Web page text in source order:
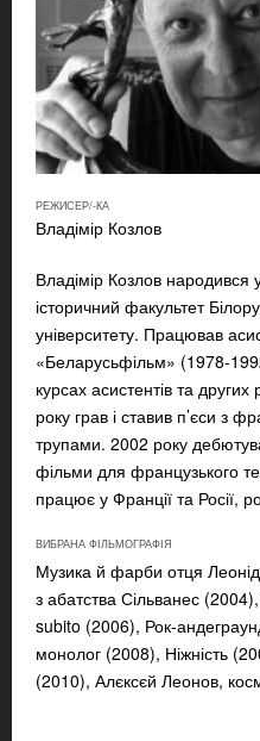
РЕЖИСЕР/-КА
Владімір Козлов
Владімір Козлов народився
історичний факультет
університету. Працював
«Беларусьфільм» (1978-
курсах асистентів та
року грав і ставив п’єси з
трупами. 2002 року
фільми для французького
працює у Франції та Росії,
ВИБРАНА ФІЛЬМОГРАФІЯ
Музика й фарби отця
з абатства Сільванес
subito (2006), Рок-
монолог (2008), Ніжність
(2010), Алєксєй Леонов,